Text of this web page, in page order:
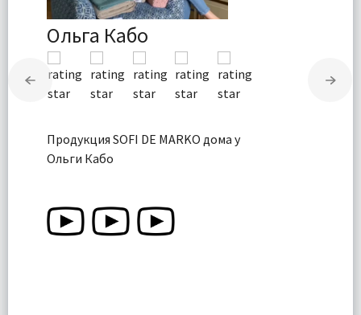
Ольга Кабо
Продукция SOFI DE MARKO дома у
Ольги Кабо